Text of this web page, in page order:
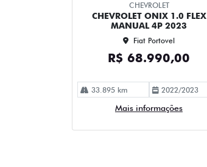
CHEVROLET
CHEVROLET ONIX 1.0 FLEX
MANUAL 4P 2023
Fiat Portovel
R$ 68.990,00
33.895 km 2022/2023
Mais informações